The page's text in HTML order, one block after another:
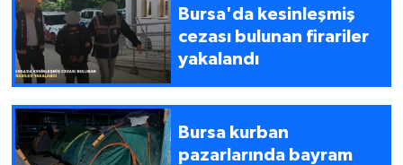
Bursa'da kesinleşmiş
cezası bulunan firariler
yakalandı
Bursa kurban
pazarlarında bayram